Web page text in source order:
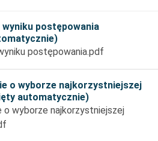
wyniku postępowania
postępowania.pdf
o wyborze najkorzystniejszej
automatycznie)
o wyborze najkorzystniejszej